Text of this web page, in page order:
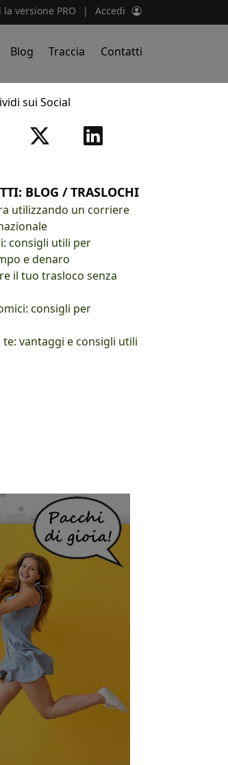
versione PRO | Accedi
Blog Traccia Contatti
sui Social
BLOG / TRASLOCHI
utilizzando un corriere
consigli utili per
e denaro
il tuo trasloco senza
consigli per
te: vantaggi e consigli utili